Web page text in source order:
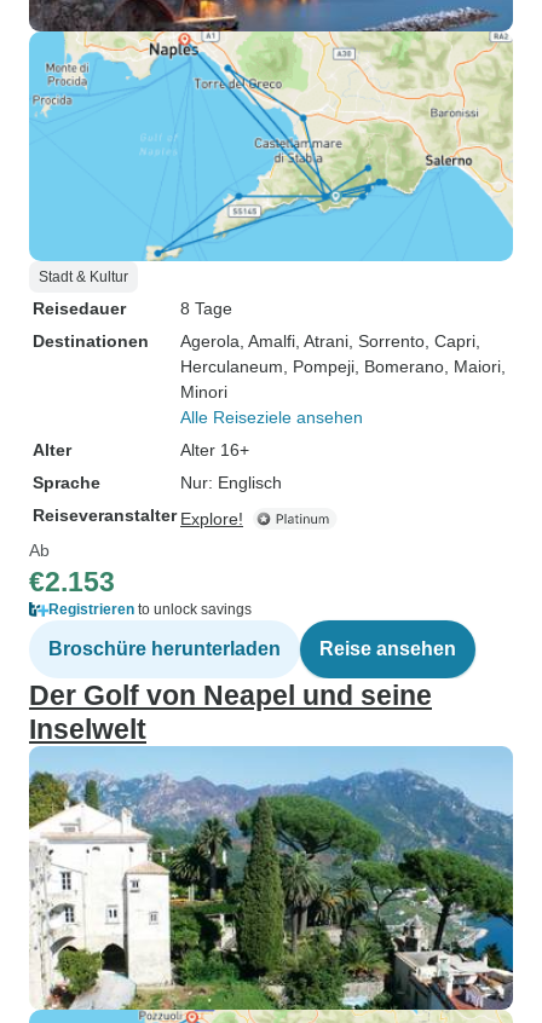
Stadt & Kultur
Reisedauer
8 Tage
Destinationen
Agerola , Amalfi , Atrani , Sorrento , Capri
Herculaneum , Pompeji , Bomerano , Maiori
Minori
Alle Reiseziele ansehen
Alter
Alter 16+
Sprache
Nur: Englisch
Reiseveranstalter Explore!
Ab
€2.153
Registrieren to unlock savings
Broschüre herunterladen Reise ansehen
Der Golf von Neapel und seine
Inselwelt